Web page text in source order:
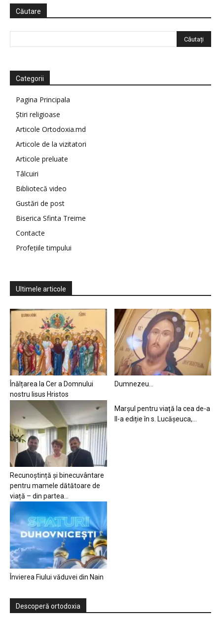
Căutare
Categorii
Pagina Principala
Știri religioase
Articole Ortodoxia.md
Articole de la vizitatori
Articole preluate
Tâlcuiri
Bibliotecă video
Gustări de post
Biserica Sfinta Treime
Contacte
Profețiile timpului
Ultimele articole
Înălțarea la Cer a Domnului
nostru Iisus Hristos
Dumnezeu…
Recunoștință și binecuvântare
pentru mamele dătătoare de
viață – din partea...
Marșul pentru viață la cea de-a
II-a ediție în s. Lucășeuca,...
Învierea Fiului văduvei din Nain
Descoperă ortodoxia